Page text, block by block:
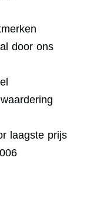
door ons
laagste prijs